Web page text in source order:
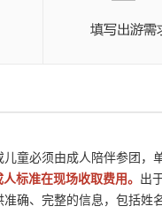
儿童必须由成人陪伴参团
标准在现场收取费用。 出
确、完整的信息，包括